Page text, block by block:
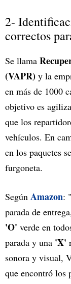
2-
correctos
Se llama
(VAPR) y la
en más de 1000
objetivo es
que los
vehículos. En
en los paquetes
furgoneta.
Según Amazon:
parada de
'O' verde en
parada y una 'X'
sonora y visual,
que encontró los